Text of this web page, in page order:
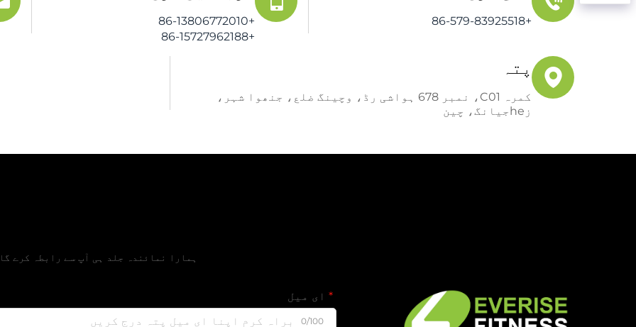
+86-579-83925518
+86-13806772010
+86-15727962188
پتہ
کمرہ C01، نمبر 678 ہواشی رڈ، وچینگ ضلع، جنھوا شہر،
زheجیانگ، چین
ہمارا نمائندہ جلد ہی آپ سے رابطہ کرے
ای میل
0/100